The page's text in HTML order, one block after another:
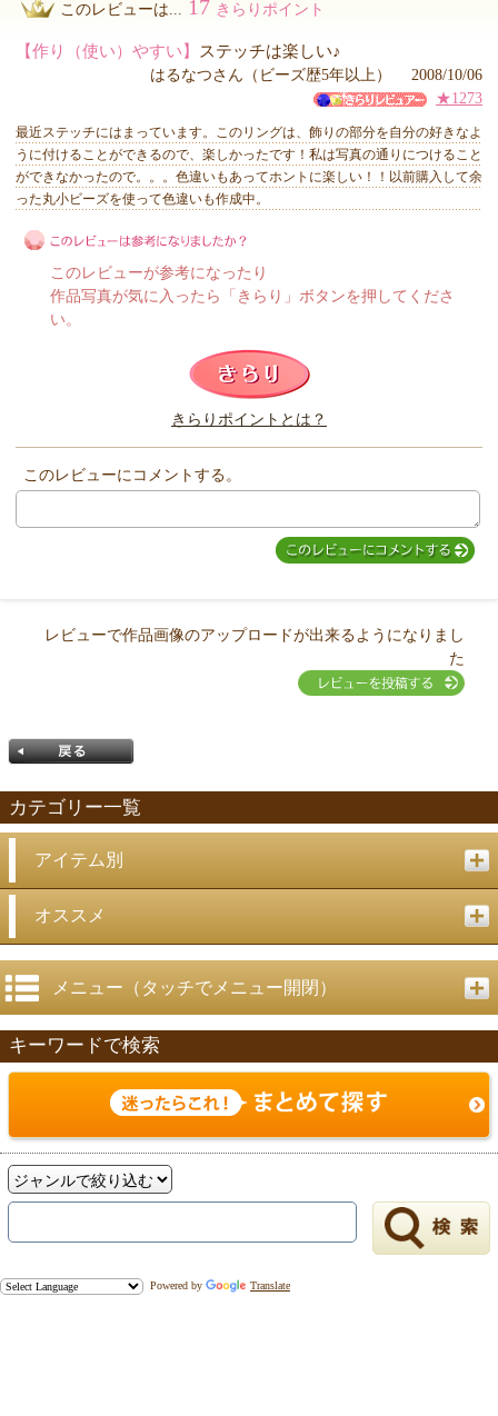
このレビューは... 17 きらりポイント
【作り（使い）やすい】 ステッチは楽しい♪
はるなつさん（ビーズ歴5年以上） 2008/10/06
★1273
最近ステッチにはまっています。このリングは、飾りの部分を自分の好きなよ
うに付けることができるので、楽しかったです！私は写真の通りにつけること
ができなかったので。。。色違いもあってホントに楽しい！！以前購入して余
った丸小ビーズを使って色違いも作成中。
このレビューは参考になりましたか？
このレビューが参考になったり
作品写真が気に入ったら「きらり」ボタンを押してくださ
い。
きらりポイントとは？
このレビューにコメントする。
レビューで作品画像のアップロードが出来るようになりまし
た
カテゴリー一覧
アイテム別
オススメ
メニュー（タッチでメニュー開閉）
キーワードで検索
Powered by Translate